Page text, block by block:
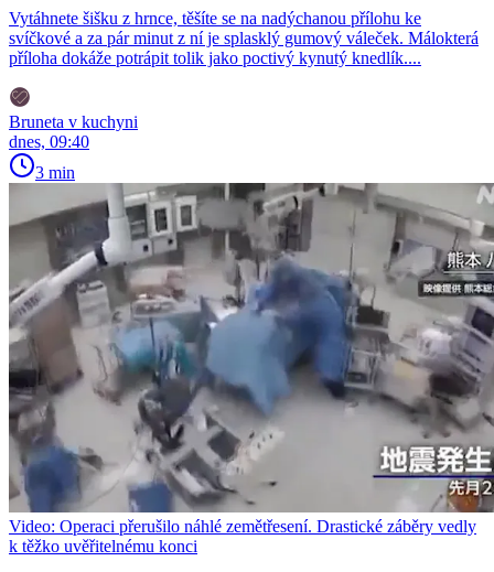
Vytáhnete šišku z hrnce, těšíte se na nadýchanou přílohu ke
svíčkové a za pár minut z ní je splasklý gumový váleček. Málokterá
příloha dokáže potrápit tolik jako poctivý kynutý knedlík....
Bruneta v kuchyni
dnes, 09:40
3 min
Video: Operaci přerušilo náhlé zemětřesení. Drastické záběry vedly
k těžko uvěřitelnému konci